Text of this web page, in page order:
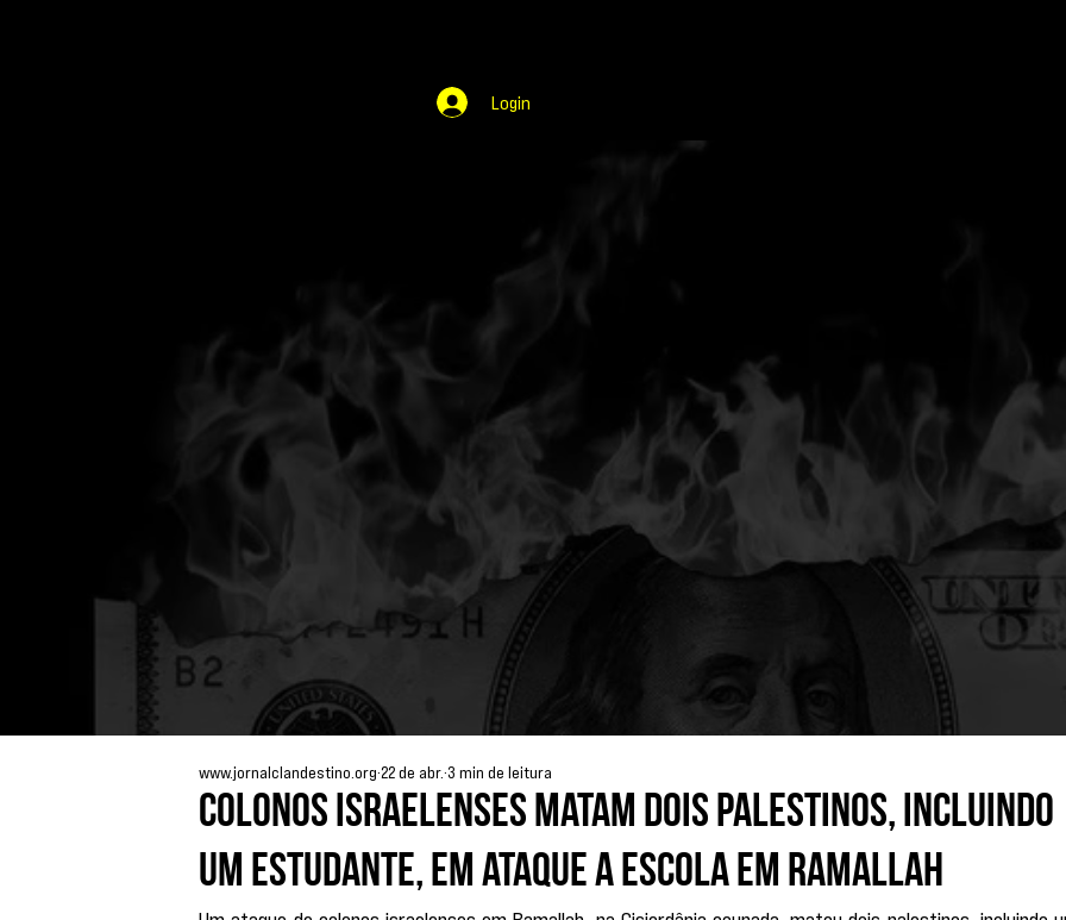
Login
Colonos israelenses matam dois palestinos, incluindo
um estudante, em ataque a escola em Ramallah
www.jornalclandestino.org22 de abr.3 min de leitura